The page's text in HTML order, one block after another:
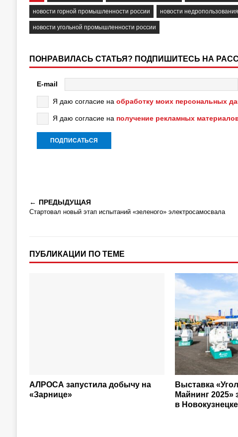
новости горной промышленности россии новости недропользования
новости угольной промышленности россии
ПОНРАВИЛАСЬ СТАТЬЯ? ПОДПИШИТЕСЬ НА
E-mail
Я даю согласие на обработку моих персональных
Я даю согласие на получение рекламных
ПРЕДЫДУЩАЯ
Стартовал новый этап испытаний «зеленого» электросамосвала
ПУБЛИКАЦИИ ПО ТЕМЕ
АЛРОСА запустила добычу на
«Зарнице»
Выставка
Майнинг 2025»
в Новокузнецке